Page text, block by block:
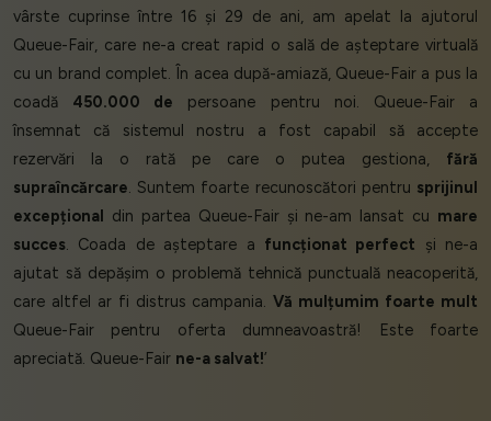
vârste cuprinse între 16 și 29 de ani, am apelat la ajutorul
Queue-Fair, care ne-a creat rapid o sală de așteptare virtuală
cu un brand complet. În acea după-amiază, Queue-Fair a pus la
coadă 450.000 de persoane pentru noi. Queue-Fair a
însemnat că sistemul nostru a fost capabil să accepte
rezervări la o rată pe care o putea gestiona, fără
supraîncărcare. Suntem foarte recunoscători pentru sprijinul
excepțional
din partea Queue-Fair și ne-am lansat cu mare
succes. Coada de așteptare a funcționat perfect și ne-a
ajutat să depășim o problemă tehnică punctuală neacoperită,
care altfel ar fi distrus campania.Vă mulțumim foarte mult
Queue-Fair pentru oferta dumneavoastră! Este foarte
apreciată. Queue-Fair ne-a salvat!’